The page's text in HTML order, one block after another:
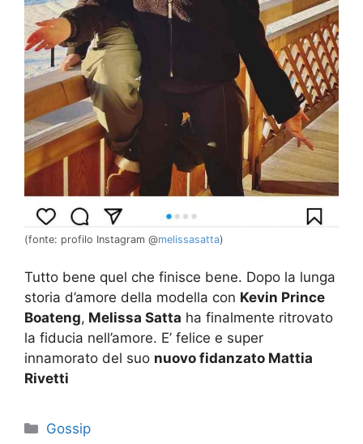
(fonte: profilo Instagram @melissasatta)
Tutto bene quel che finisce bene. Dopo la lunga
storia d’amore della modella con Kevin Prince
Boateng, Melissa Satta ha finalmente ritrovato
la fiducia nell’amore. E’ felice e super
innamorato del suo nuovo fidanzato Mattia
Rivetti
Categorie
Gossip